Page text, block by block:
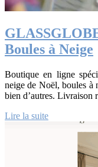
Boules à Neige
Boutique en ligne
neige de Noël, boules à
bien d’autres. Livraison
Lire la suite